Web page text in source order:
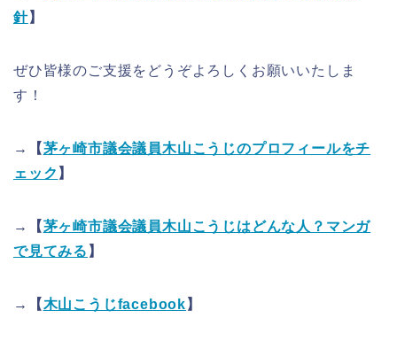
針】
ぜひ皆様のご支援をどうぞよろしくお願いいたしま
す！
→【茅ヶ崎市議会議員木山こうじのプロフィールをチ
ェック 】
→【茅ヶ崎市議会議員木山こうじはどんな人？マンガ
で見てみる 】
→【木山こうじfacebook 】